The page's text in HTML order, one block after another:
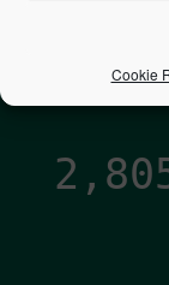
Cookie